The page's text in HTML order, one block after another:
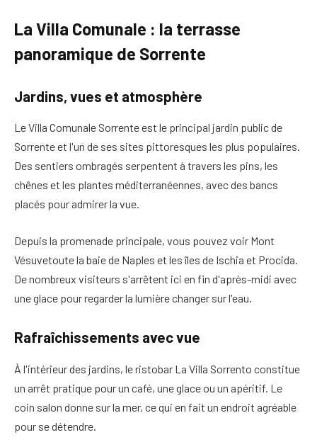
La Villa Comunale : la terrasse
panoramique de Sorrente
Jardins, vues et atmosphère
LeVilla Comunale Sorrenteest le principal jardin public de
Sorrente et l'un de ses sites pittoresques les plus populaires.
Des sentiers ombragés serpentent à travers les pins, les
chênes et les plantes méditerranéennes, avec des bancs
placés pour admirer la vue.
Depuis la promenade principale, vous pouvez voir Mont
Vésuvetoute la baie de Naples et les îles de Ischia et Procida.
De nombreux visiteurs s'arrêtent ici en fin d'après-midi avec
une glace pour regarder la lumière changer sur l'eau.
Rafraîchissements avec vue
À l'intérieur des jardins, le ristobar La Villa Sorrento constitue
un arrêt pratique pour un café, une glace ou un apéritif. Le
coin salon donne sur la mer, ce qui en fait un endroit agréable
pour se détendre.